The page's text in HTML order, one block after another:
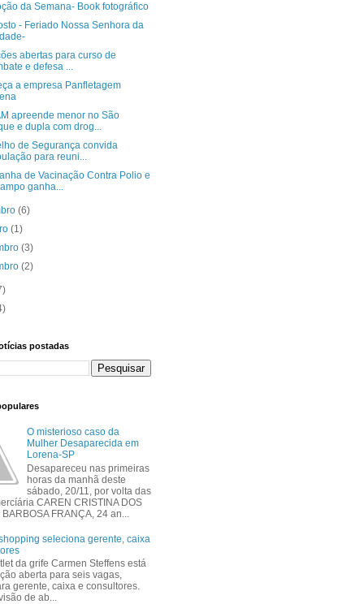
da Semana- Book fotográfico
- Feriado Nossa Senhora da
abertas para curso de
e defesa ...
a empresa Panfletagem
apreende menor no São
e dupla com drog...
de Segurança convida
para reuni...
de Vacinação Contra Polio e
ganha...
(6)
(1)
(3)
(2)
postadas
O misterioso caso da
Mulher Desaparecida em
Lorena-SP
Desapareceu nas primeiras
horas da manhã deste
sábado, 20/11, por volta das
CAREN CRISTINA DOS
FRANÇA, 24 an...
seleciona gerente, caixa
da grife Carmen Steffens está
aberta para seis vagas,
gerente, caixa e consultores.
de ab...